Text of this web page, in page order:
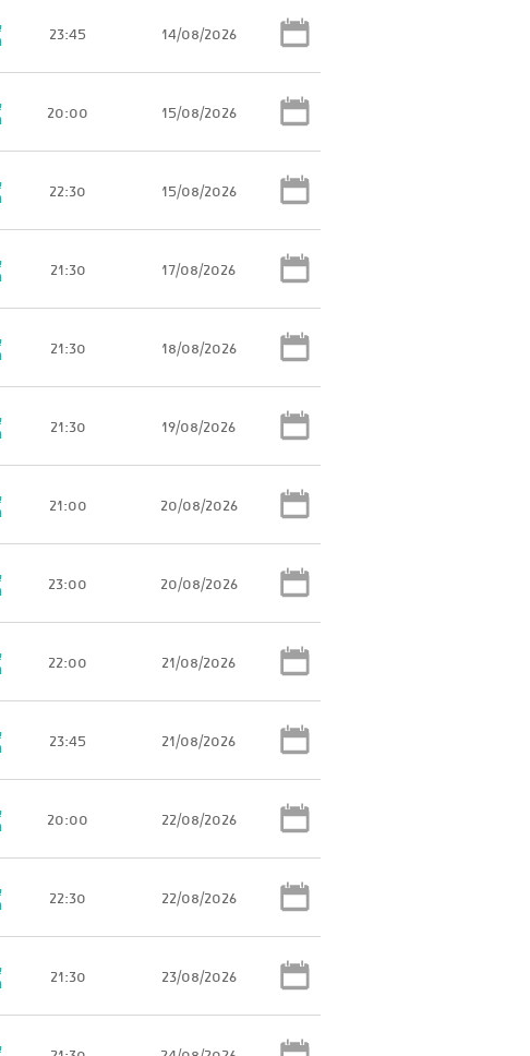
14/08/2026
23:45
15/08/2026
20:00
15/08/2026
22:30
17/08/2026
21:30
18/08/2026
21:30
19/08/2026
21:30
20/08/2026
21:00
20/08/2026
23:00
21/08/2026
22:00
21/08/2026
23:45
22/08/2026
20:00
22/08/2026
22:30
23/08/2026
21:30